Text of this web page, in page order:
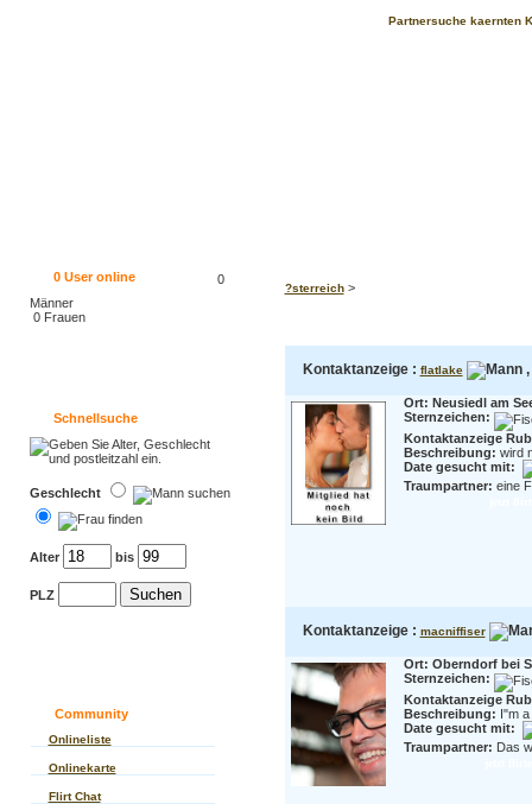
Partnersuche kaernten
0User online
0
Männer
0 Frauen
Schnellsuche
Geschlecht
Alter bis
PLZ
Community
Onlineliste
Onlinekarte
Flirt Chat
?sterreich>
Kontaktanzeige : flatlake ,
Ort: Neusiedl am
Sternzeichen:
Kontaktanzeige
Beschreibung: wird
Date gesucht mit:
Traumpartner: eine
Kontaktanzeige : macniffiser
Ort: Oberndorf bei
Sternzeichen:
Kontaktanzeige
Beschreibung: I"m
Date gesucht mit:
Traumpartner: Das